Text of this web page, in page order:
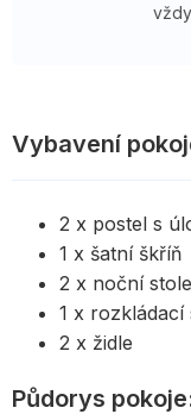
Půdorys
Vybavení
2 x postel s
1 x šatní škříň
2 x noční
1 x rozkládací
2 x židle